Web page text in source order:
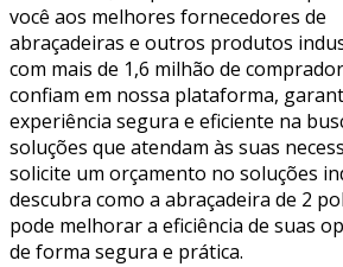
você aos melhores fornecedores de
abraçadeiras e outros produtos
com mais de 1,6 milhão de
confiam em nossa plataforma,
experiência segura e eficiente na
soluções que atendam às suas
solicite um orçamento no soluções
descubra como a abraçadeira de 2
pode melhorar a eficiência de suas
de forma segura e prática.